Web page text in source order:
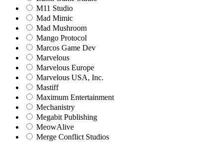
M11 Studio
Mad Mimic
Mad Mushroom
Mango Protocol
Marcos Game Dev
Marvelous
Marvelous Europe
Marvelous USA, Inc.
Mastiff
Maximum Entertainment
Mechanistry
Megabit Publishing
MeowAlive
Merge Conflict Studios